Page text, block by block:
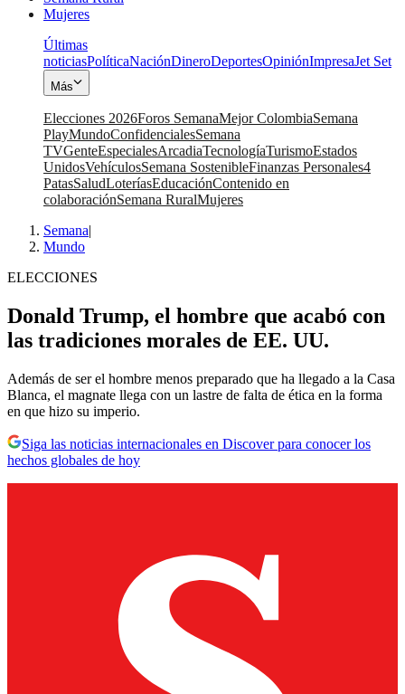
Mujeres
Últimas
noticiasPolíticaNaciónDineroDeportesOpiniónImpresaJet Set
Más
Elecciones 2026Foros SemanaMejor ColombiaSemana
PlayMundoConfidencialesSemana
TVGenteEspecialesArcadiaTecnologíaTurismoEstados
UnidosVehículosSemana SostenibleFinanzas Personales4
PatasSaludLoteríasEducaciónContenido en
colaboraciónSemana RuralMujeres
Semana|
Mundo
ELECCIONES
Donald Trump, el hombre que acabó con
las tradiciones morales de EE. UU.
Además de ser el hombre menos preparado que ha llegado a la Casa
Blanca, el magnate llega con un lastre de falta de ética en la forma
en que hizo su imperio.
Siga las noticias internacionales en Discover para conocer los
hechos globales de hoy